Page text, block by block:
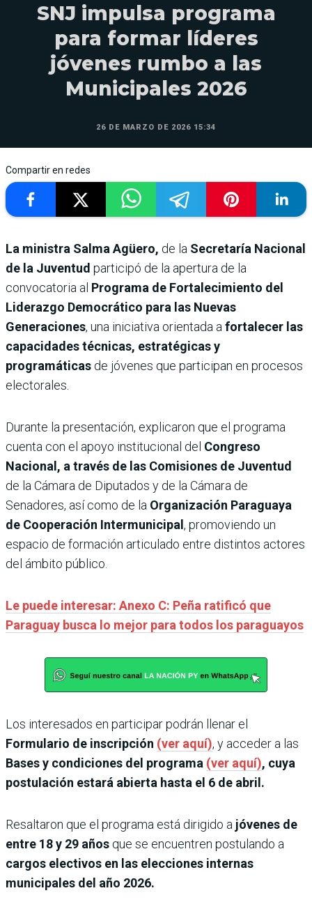
SNJ impulsa programa
para formar líderes
jóvenes rumbo a las
Municipales 2026
26 DE MARZO DE 2026 15:34
Compartir en redes
La ministra Salma Agüero, de la Secretaría Nacional
de la Juventud participó de la apertura de la
convocatoria al Programa de Fortalecimiento del
Liderazgo Democrático para las Nuevas
Generaciones, una iniciativa orientada a fortalecer las
capacidades técnicas, estratégicas y
programáticas de jóvenes que participan en procesos
electorales.
Durante la presentación, explicaron que el programa
cuenta con el apoyo institucional del Congreso
Nacional, a través de las Comisiones de Juventud
de la Cámara de Diputados y de la Cámara de
Senadores, así como de la Organización Paraguaya
de Cooperación Intermunicipal, promoviendo un
espacio de formación articulado entre distintos actores
del ámbito público.
Le puede interesar: Anexo C: Peña ratificó que
Paraguay busca lo mejor para todos los paraguayos
Los interesados en participar podrán llenar el
Formulario de inscripción (ver aquí), y acceder a las
Bases y condiciones del programa (ver aquí), cuya
postulación estará abierta hasta el 6 de abril.
Resaltaron que el programa está dirigido a jóvenes de
entre 18 y 29 años que se encuentren postulando a
cargos electivos en las elecciones internas
municipales del año 2026.